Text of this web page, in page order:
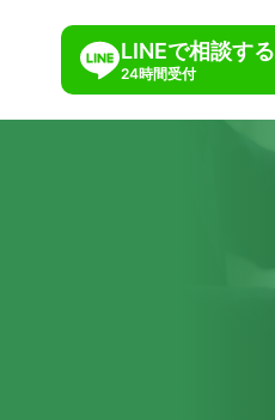
LINEで相談する
24時間受付